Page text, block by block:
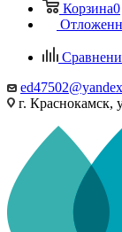
Корзина0
г. Краснокамск,